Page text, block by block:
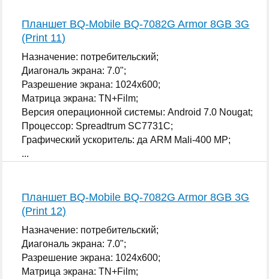
Планшет BQ-Mobile BQ-7082G Armor 8GB 3G
(Print 11)
Назначение: потребительский;
Диагональ экрана: 7.0";
Разрешение экрана: 1024x600;
Матрица экрана: TN+Film;
Версия операционной системы: Android 7.0 Nougat;
Процессор: Spreadtrum SC7731C;
Графический ускоритель: да ARM Mali-400 MP;
...
Планшет BQ-Mobile BQ-7082G Armor 8GB 3G
(Print 12)
Назначение: потребительский;
Диагональ экрана: 7.0";
Разрешение экрана: 1024x600;
Матрица экрана: TN+Film;